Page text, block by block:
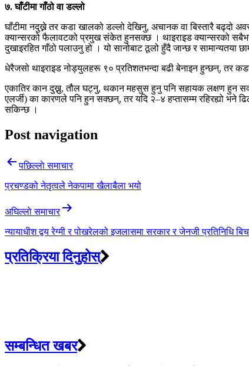
७. घाँटीमा गाँठो वा डल्लो
घाँटीमा नदुख्ने तर कडा खालको डल्लो देखिनु, अचानक वा बिस्तारै बढ्दो
क्यान्सरको फैलावटको प्रमुख संकेत हुनसक्छ । थाइराइड क्यान्सरको
दुखाइरहित गाँठो पलाउनु हो । यो सानोबाट ठूलो हुँदै जान्छ र सामान्यतया
धेरैजसो थाइराइड नोड्युलहरू ९० प्रतिशतभन्दा बढी बेनाइन हुन्छन्, तर
एकातिर कान दुख्नु, तौल घट्नु, थकान महसुस हुनु पनि सहायक लक्षण हुन
एलर्जी) का कारणले पनि हुन सक्छन्, तर यदि २–४ हप्तासम्म रहिरह्यो भने
सकिन्छ ।
Post navigation
पछिल्लाे समाचार
प्रचण्डको नेतृत्वले नेकपामा खैलाबैला भयो
अघिल्लाे समाचार
न्यायाधीश द्वय रेग्मी र पोखरेलको इजलासमा सरकार र जेनजी प्रतिनिधि
प्रतिक्रिया दिनुहोस्
सम्बन्धित खबर